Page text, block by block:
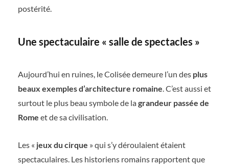
postérité.
Une spectaculaire « salle de spectacles »
Aujourd’hui en ruines, le Colisée demeure l’un des plus
beaux exemples d’architecture romaine. C’est aussi et
surtout le plus beau symbole de lagrandeur passée de
Rome et de sa civilisation.
Les « jeux du cirque » qui s’y déroulaient étaient
spectaculaires. Les historiens romains rapportent que